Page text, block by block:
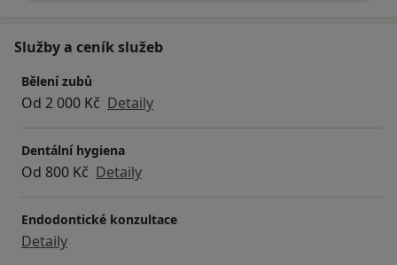
Služby a ceník služeb
Bělení zubů
Od 2 000 Kč Detaily
Dentální hygiena
Od 800 Kč Detaily
Endodontické konzultace
Detaily